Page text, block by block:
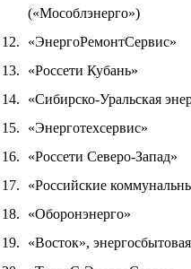
(«Мособлэнерго»)
«ЭнергоРемонтСервис»
«Россети Кубань»
«Сибирско-Уральская
«Энерготехсервис»
«Россети Северо-Запад»
«Российские
«Оборонэнерго»
«Восток»,